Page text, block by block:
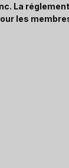
La
les